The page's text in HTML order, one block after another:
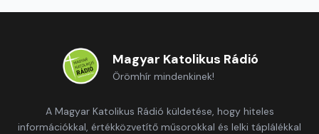
Magyar Katolikus Rádió
Örömhír mindenkinek!
A Magyar Katolikus Rádió küldetése, hogy hiteles
információkkal, értékközvetítő műsorokkal és lelki táplálékkal